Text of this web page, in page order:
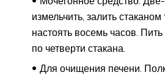
измельчить, залить
настоять восемь часов.
по четверти стакана.
Для очищения печени.